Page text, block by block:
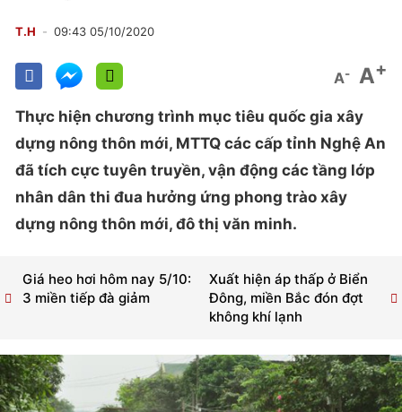
T.H 09:43 05/10/2020
A- A+
Thực hiện chương trình mục tiêu quốc gia xây
dựng nông thôn mới, MTTQ các cấp tỉnh Nghệ An
đã tích cực tuyên truyền, vận động các tầng lớp
nhân dân thi đua hưởng ứng phong trào xây
dựng nông thôn mới, đô thị văn minh.
Xuất hiện áp thấp ở Biển
Đông, miền Bắc đón đợt
không khí lạnh
Giá heo hơi hôm nay 5/10:
3 miền tiếp đà giảm